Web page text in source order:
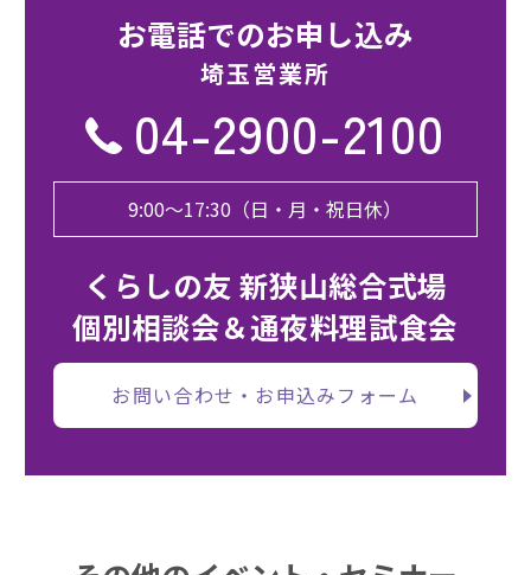
お電話でのお申し込み
埼⽟営業所
04-2900-2100
9:00〜17:30（日・月・祝日休）
くらしの友 新狭山総合式場
個別相談会＆通夜料理試食会
お問い合わせ・お申込みフォーム